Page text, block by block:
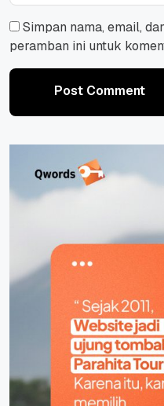
Simpan nama, email,
peramban ini untuk
Post Comment